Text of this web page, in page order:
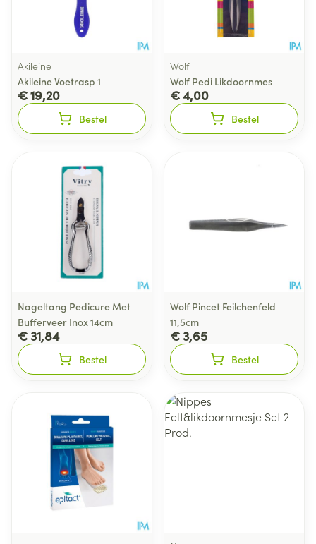
Akileine
Akileine Voetrasp 1
€ 19,20
Bestel
Wolf
Wolf Pedi Likdoornmes
€ 4,00
Bestel
Nageltang Pedicure Met
Bufferveer Inox 14cm
€ 31,84
Bestel
Wolf Pincet Feilchenfeld
11,5cm
€ 3,65
Bestel